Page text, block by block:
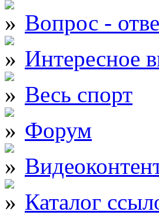
Вопрос -
Интересное
Весь спорт
Форум
Каталог